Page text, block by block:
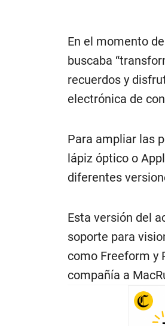
En el momento
buscaba
recuerdos y
electrónica de
Para ampliar las
lápiz óptico o
diferentes
Esta versión del
soporte para
como Freeform y
compañía a